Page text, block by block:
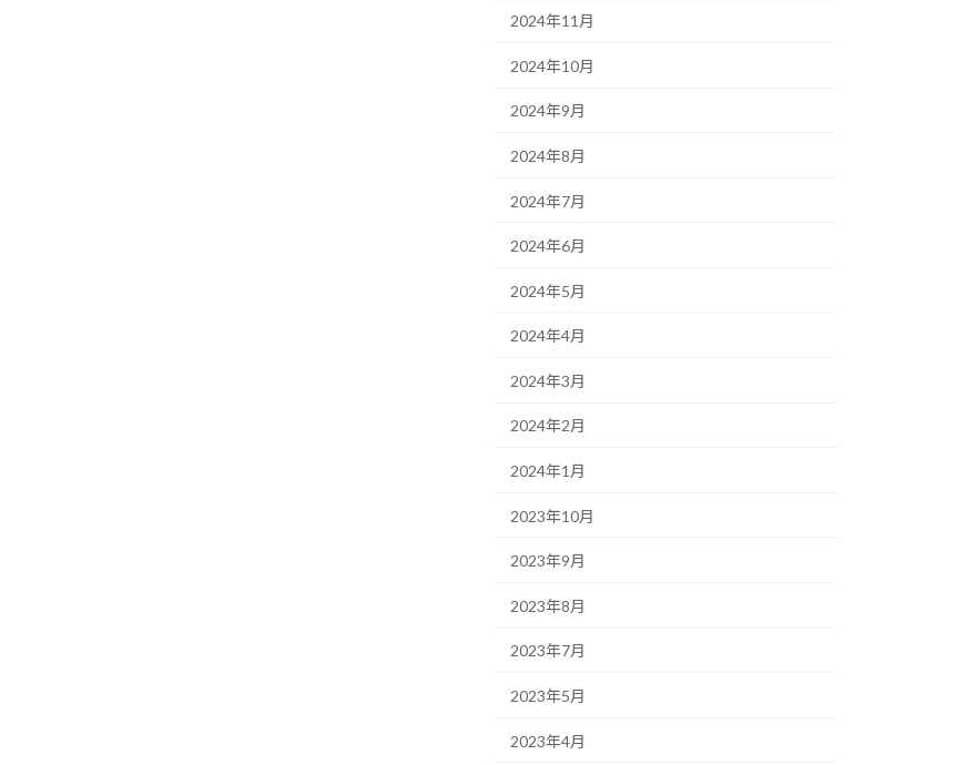
2024年11月
2024年10月
2024年9月
2024年8月
2024年7月
2024年6月
2024年5月
2024年4月
2024年3月
2024年2月
2024年1月
2023年10月
2023年9月
2023年8月
2023年7月
2023年5月
2023年4月